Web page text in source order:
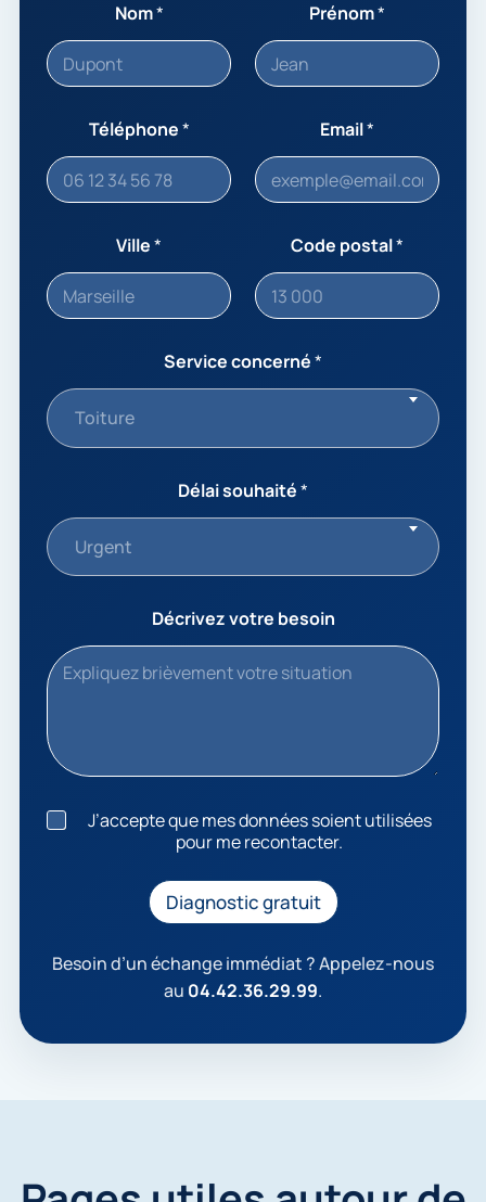
Nom* Prénom*
Téléphone* Email*
Ville* Code postal*
Service concerné*
Toiture
Délai souhaité*
Urgent
Décrivez votre besoin
J
’
e
n
J’accepte que mes données soient utilisées
pour me recontacter.
Diagnostic gratuit
Besoin d’un échange immédiat ? Appelez-nous
au 04.42.36.29.99.